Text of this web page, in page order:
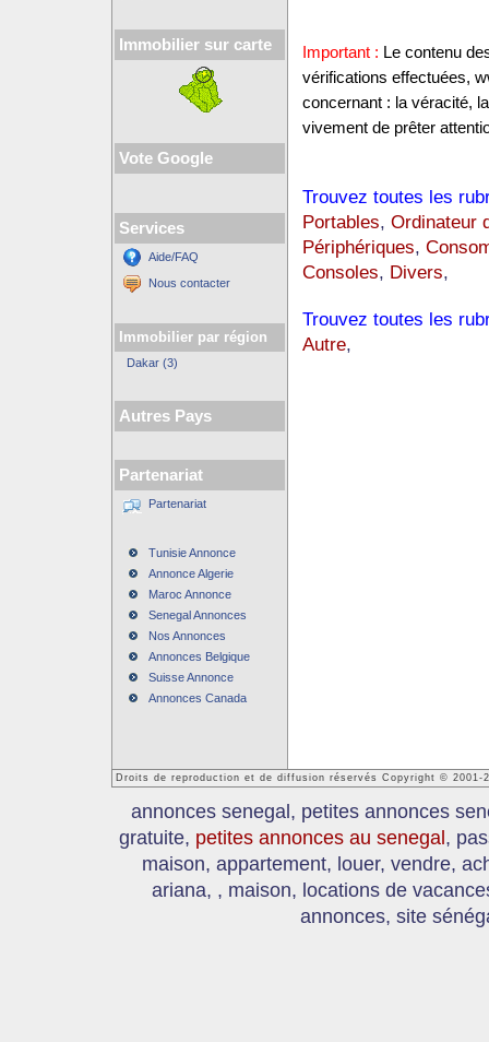
Immobilier sur carte
Vote Google
Services
Aide/FAQ
Nous contacter
Immobilier par région
Dakar (3)
Autres Pays
Partenariat
Partenariat
Tunisie Annonce
Annonce Algerie
Maroc Annonce
Senegal Annonces
Nos Annonces
Annonces Belgique
Suisse Annonce
Annonces Canada
Important : Le contenu
vérifications effectuées,
concernant : la véracité,
vivement de prêter
Trouvez toutes les
Portables, Ordinateur
Périphériques,
Consoles, Divers,
Trouvez toutes les
Autre,
Droits de reproduction et de diffusion réservés Copyright © 2001-
annonces senegal, petites annonces
gratuite, petites annonces au senegal ,
maison, appartement, louer, vendre,
ariana, , maison, locations de
annonces, site